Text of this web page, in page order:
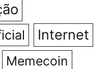
Internet
Memecoin